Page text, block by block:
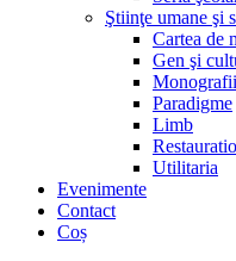
Ştiinţe umane şi
Cartea de
Gen şi
Monografii
Paradigme
Limb
Restauratio
Utilitaria
Evenimente
Contact
Coș